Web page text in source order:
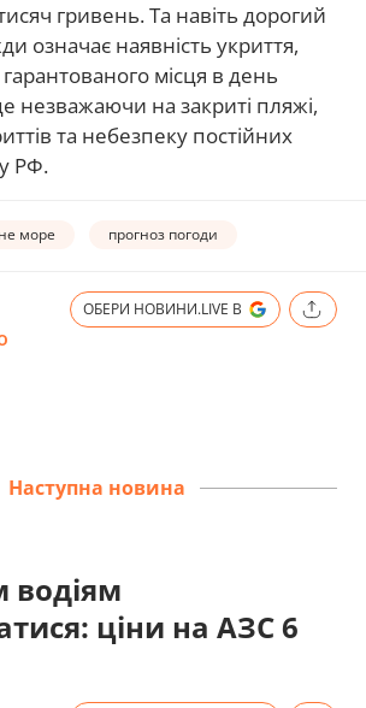
гривень. Та навіть дорогий
означає наявність укриття,
місця в день
незважаючи на закриті пляжі,
та небезпеку постійних
РФ.
море прогноз погоди
ОБЕРИ НОВИНИ.LIVE В
Наступна новина
водіям
ціни на АЗС 6